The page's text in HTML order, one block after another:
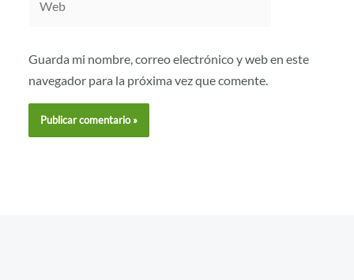
Guarda mi nombre, correo electrónico y web en este
navegador para la próxima vez que comente.